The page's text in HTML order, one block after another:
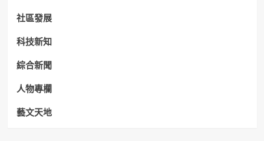
社區發展
科技新知
綜合新聞
人物專欄
藝文天地